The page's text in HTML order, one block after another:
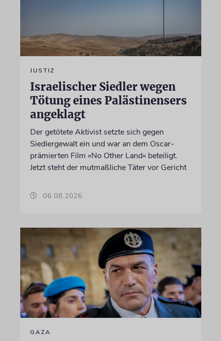
JUSTIZ
Israelischer Siedler wegen
Tötung eines Palästinensers
angeklagt
Der getötete Aktivist setzte sich gegen
Siedlergewalt ein und war an dem Oscar-
prämierten Film »No Other Land« beteiligt.
Jetzt steht der mutmaßliche Täter vor Gericht
06.08.2026
GAZA